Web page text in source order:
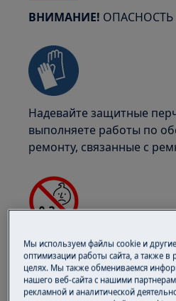
ВНИМАНИЕ!
Надевайте защитные
выполняете работы по
ремонту, связанные с
ВНИМАНИЕ!
Мелкие детали не
младше 3 лет. Храните
Мы используем файлы cookie и
оптимизации работы сайта, а также
целях. Мы также обмениваемся
нашего веб-сайта с нашими
рекламной и аналитической